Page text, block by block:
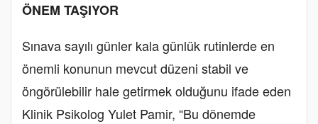
ÖNEM TAŞIYOR
Sınava sayılı günler kala günlük rutinlerde en
önemli konunun mevcut düzeni stabil ve
öngörülebilir hale getirmek olduğunu ifade eden
Klinik Psikolog Yulet Pamir, “Bu dönemde